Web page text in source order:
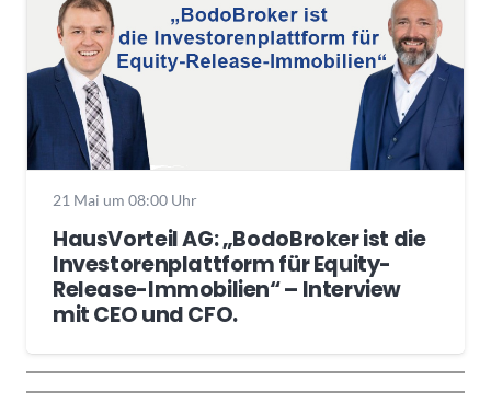
21 Mai um 08:00 Uhr
HausVorteil AG: „BodoBroker ist die
Investorenplattform für Equity-
Release-Immobilien“ – Interview
mit CEO und CFO.
Wochenrückblick
Trendthemen